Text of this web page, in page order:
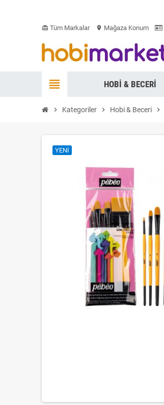
card_giftcard Tüm Markalar location_on Mağaza Konum
view_headline HOBI & BECERI
chevron_right Kategoriler chevron_right Hobi & Beceri chevron_right
YENI